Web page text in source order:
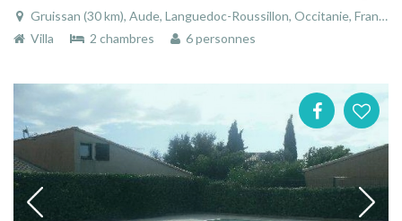
Gruissan (30 km), Aude, Languedoc-Roussillon, Occitanie, France
Villa
2 chambres 6 personnes